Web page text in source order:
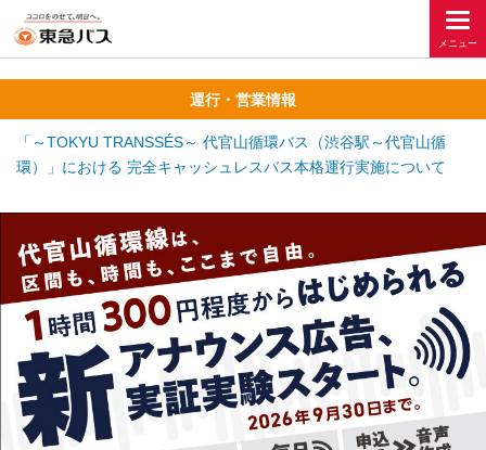
運行・営業情報
「～TOKYU TRANSSÉS～ 代官山循環バス（渋谷駅～代官山循
環）」における 完全キャッシュレスバス本格運行実施について